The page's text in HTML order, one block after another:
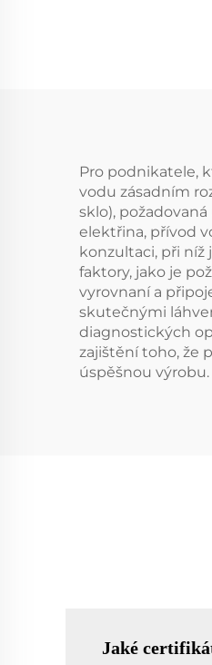
Pro podnikatele,
vodu zásadním
sklo),
elektřina, přívod
konzultaci, při
faktory, jako je
vyrovnaní a
skutečnými
diagnostických
zajištění toho, že
úspěšnou výrobu.
Jaké